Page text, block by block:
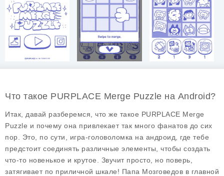
Что такое PURPLACE Merge Puzzle на Android?
Итак, давай разберемся, что же такое PURPLACE Merge
Puzzle и почему она привлекает так много фанатов до сих
пор. Это, по сути, игра-головоломка на андроид, где тебе
предстоит соединять различные элементы, чтобы создать
что-то новенькое и крутое. Звучит просто, но поверь,
затягивает по приличной шкале! Папа Мозговедов в главной